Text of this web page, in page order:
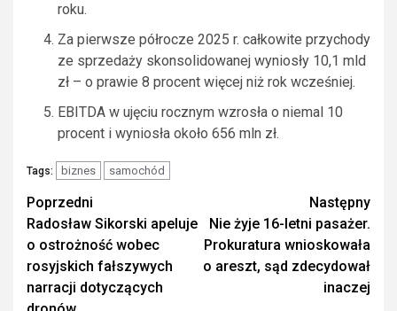
roku.
Za pierwsze półrocze 2025 r. całkowite przychody
ze sprzedaży skonsolidowanej wyniosły 10,1 mld
zł – o prawie 8 procent więcej niż rok wcześniej.
EBITDA w ujęciu rocznym wzrosła o niemal 10
procent i wyniosła około 656 mln zł.
Tags: biznes samochód
Zobacz
wpisy
Poprzedni
Radosław Sikorski apeluje
o ostrożność wobec
rosyjskich fałszywych
narracji dotyczących
Następny
Nie żyje 16-letni pasażer.
Prokuratura wnioskowała
o areszt, sąd zdecydował
inaczej